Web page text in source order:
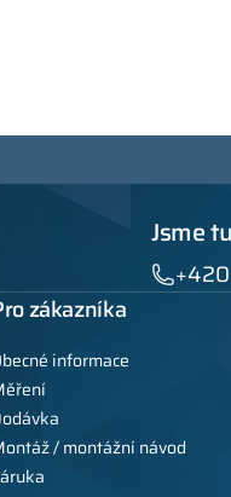
Jsme
zákazníka
informace
/ montážní návod